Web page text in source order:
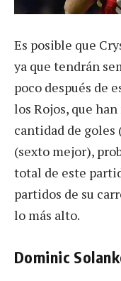
Es posible que
ya que tendrán
poco después de
los Rojos, que
cantidad de goles
(sexto mejor),
total de este
partidos de su
lo más alto.
Dominic